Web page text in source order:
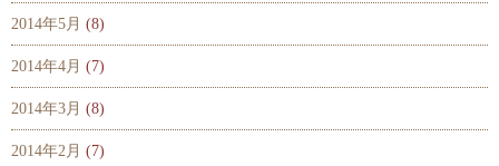
2014年5月 (8)
2014年4月 (7)
2014年3月 (8)
2014年2月 (7)